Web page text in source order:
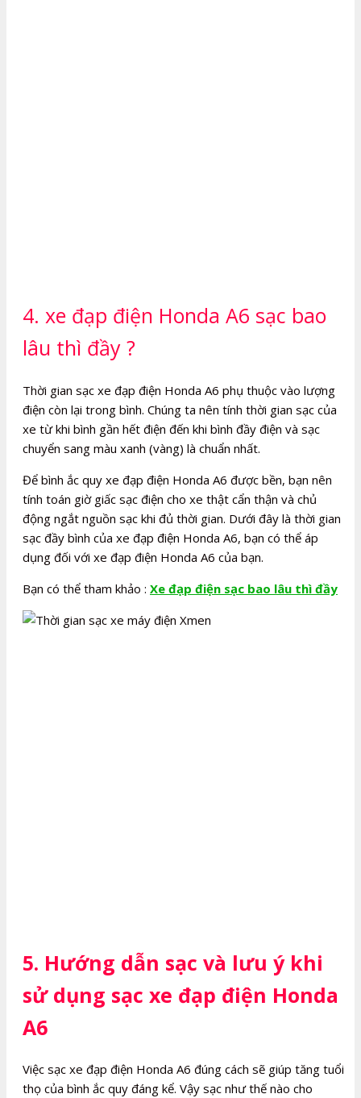
4. xe đạp điện Honda A6 sạc bao
lâu thì đầy ?
Thời gian sạc xe đạp điện Honda A6 phụ thuộc vào lượng
điện còn lại trong bình. Chúng ta nên tính thời gian sạc của
xe từ khi bình gần hết điện đến khi bình đầy điện và sạc
chuyển sang màu xanh (vàng) là chuẩn nhất.
Để bình ắc quy xe đạp điện Honda A6 được bền, bạn nên
tính toán giờ giấc sạc điện cho xe thật cẩn thận và chủ
động ngắt nguồn sạc khi đủ thời gian. Dưới đây là thời gian
sạc đầy bình của xe đạp điện Honda A6, bạn có thể áp
dụng đối với xe đạp điện Honda A6 của bạn.
Bạn có thể tham khảo : Xe đạp điện sạc bao lâu thì đầy
5. Hướng dẫn sạc và lưu ý khi
sử dụng sạc xe đạp điện Honda
A6
Việc sạc xe đạp điện Honda A6 đúng cách sẽ giúp tăng tuổi
thọ của bình ắc quy đáng kể. Vậy sạc như thế nào cho